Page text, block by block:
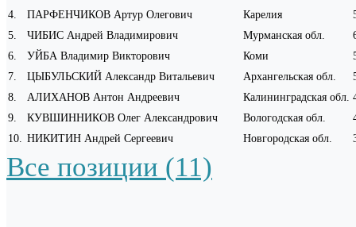
4. ПАРФЕНЧИКОВ Артур Олегович Карелия
5. ЧИБИС Андрей Владимирович Мурманская обл.
6. УЙБА Владимир Викторович Коми
7. ЦЫБУЛЬСКИЙ Александр Витальевич Архангельская обл.
8. АЛИХАНОВ Антон Андреевич Калининградская обл.
9. КУВШИННИКОВ Олег Александрович Вологодская обл.
10. НИКИТИН Андрей Сергеевич Новгородская обл.
Все позиции (11)